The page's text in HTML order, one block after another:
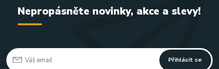
Nepropásněte novinky, akce a slevy!
Přihlásit se